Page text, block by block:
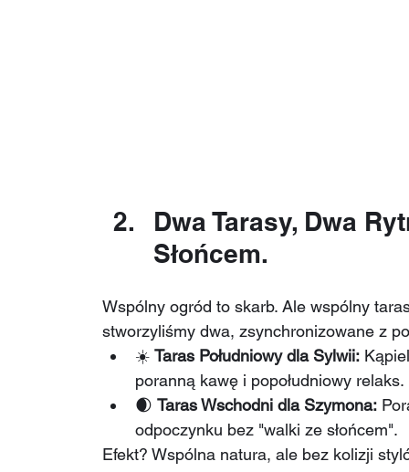
Dwa Tarasy, Dwa
Słońcem.
Wspólny ogród to skarb. Ale wspólny
stworzyliśmy dwa, zsynchronizowane z
☀️ Taras Południowy dla Sylwii:
poranną kawę i popołudniowy relaks.
🌒 Taras Wschodni dla Szymona:
odpoczynku bez "walki ze słońcem".
Efekt? Wspólna natura, ale bez kolizji